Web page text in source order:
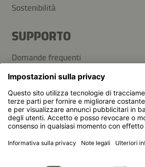
Sostenibilità
SUPPORTO
Domande frequenti
Contatti
Newsletter
Kikkoman è un marchio registrato
Corporation,
Theodorstraße 180, 40472